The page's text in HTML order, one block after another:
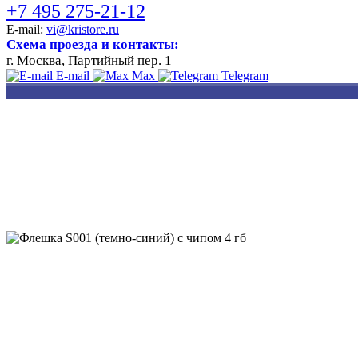
+7 495 275-21-12
E-mail: vi@kristore.ru
Схема проезда и контакты:
г. Москва, Партийный пер. 1
E-mail Max Telegram